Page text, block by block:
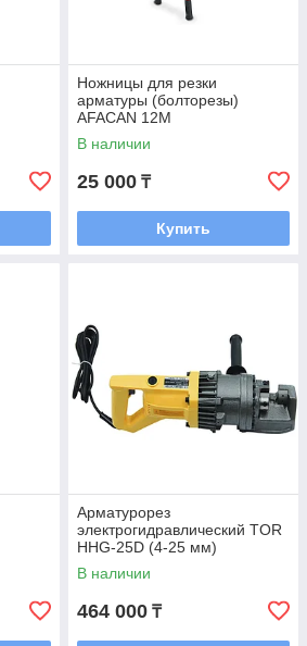
Ножницы для резки
арматуры (болторезы)
AFACAN 12М
В наличии
25 000 ₸
Купить
Арматурорез
электрогидравлический TOR
HHG-25D (4-25 мм)
В наличии
464 000 ₸